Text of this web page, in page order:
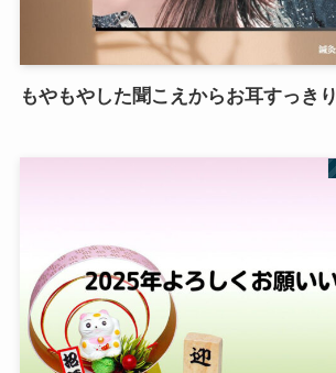
もやもやした聞こえからお耳すっきり